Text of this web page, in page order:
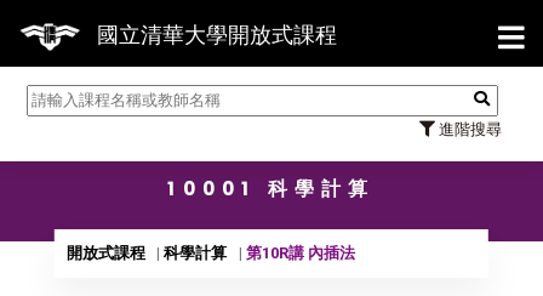
國立清華大學開放式課程
進階搜尋
【
10001 科學計算
開放式課程 科學計算 第10R講 內插法